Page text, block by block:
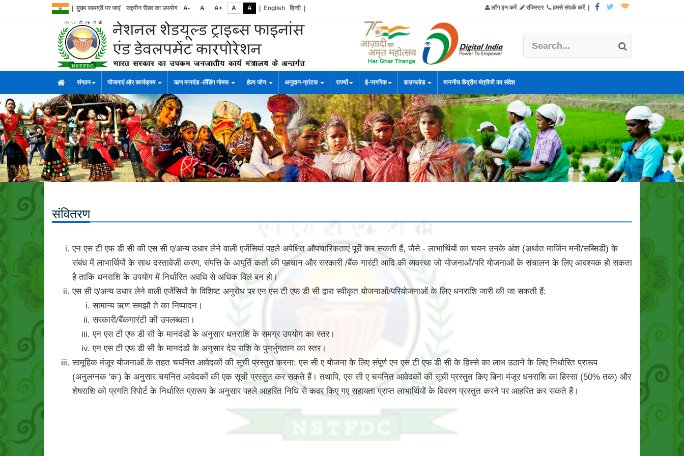
मुख्य सामग्री पर जाएं स्क्रीन रीडर का उपयोग A- A A+ A A English हिन्दी| लॉग इन करें रजिस्टर हमसे संपर्क करें|
संगठन योजनाएं और कार्यक्रम ऋण मानदंड -लेंडिंग नोमस हेल्प जोन अनुदान-ग्रांटस राज्यों ई-नागरिक डाउनलोड माननीय केंद्रीय मंत्रीजी का संदेश
संवितरण
एन एस टी एफ डी सी की एस सी ए/अन्य उधार लेने वाली एजेंसियां पहले अपेक्षित औपचारिकताएं पूरी कर सकती हैं, जैसे - लाभार्थियों का चयन उनके अंश (अर्थात मार्जिन मनी/सब्सिडी) के
संबंध में लाभार्थियों के साथ दस्तावेज़ी करण, संपत्ति के आपूर्ति कर्ता की पहचान और सरकारी /बैंक गारंटी आदि की व्यवस्था जो योजनाओं/परि योजनाओं के संचालन के लिए आवश्यक हो सकता
है ताकि धनराशि के उपयोग में निर्धारित अवधि से अधिक विलं बन हो।
एस सी ए/अन्य उधार लेने वाली एजेंसियों के विशिष्ट अनुरोध पर एन एस टी एफ डी सी द्वारा स्वीकृत योजनाओं/परियोजनाओं के लिए धनराशि जारी की जा सकती हैं:
सामान्य ऋण समझौ ते का निष्पादन।
सरकारी/बैंकगारंटी की उपलब्धता।
एन एस टी एफ डी सी के मानदंडों के अनुसार धनराशि के समग्र उपयोग का स्तर।
एन एस टी एफ डी सी के मानदंडों के अनुसार देय राशि के पुनर्भुगतान का स्तर।
सामूहिक मंजूर योजनाओं के तहत चयनित आवेदकों की सूची प्रस्तुत करना: एस सी ए योजना के लिए संपूर्ण एन एस टी एफ डी सी के हिस्से का लाभ उठाने के लिए निर्धारित प्रारूप
(अनुलग्नक 'क') के अनुसार चयनित आवेदकों की एक सूची प्रस्तुत कर सकते हैं। तथापि, एस सी ए चयनित आवेदकों की सूची प्रस्तुत किए बिना मंजूर धनराशि का हिस्सा (50% तक) और
शेषराशि को प्रगति रिपोर्ट के निर्धारित प्रारूप के अनुसार पहले आहरित निधि से कवर किए गए सहायता प्राप्त लाभार्थियों के विवरण प्रस्तुत करने पर आहरित कर सकते हैं।